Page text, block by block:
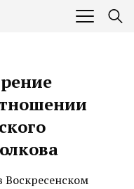
Воскресенском